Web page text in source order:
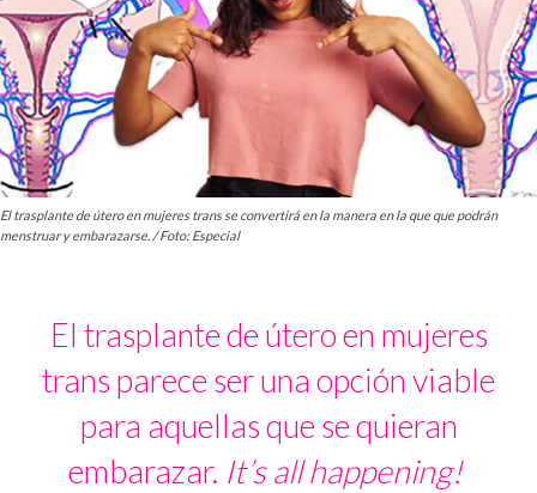
El trasplante de útero en mujeres trans se convertirá en la manera en la que que podrán
menstruar y embarazarse. / Foto: Especial
El trasplante de útero en mujeres
trans parece ser una opción viable
para aquellas que se quieran
embarazar. It’s all happening!